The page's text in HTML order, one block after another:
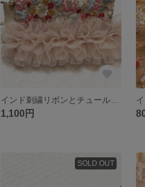
インド刺繍リボンとチュールの華やかポーチ♡
1,100円
SOLD OUT